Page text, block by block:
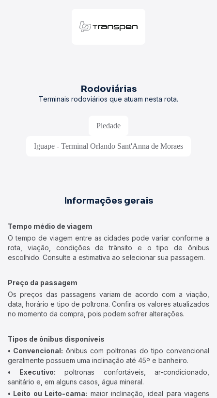
Rodoviárias
Terminais rodoviários que atuam nesta rota.
Piedade
Iguape - Terminal Orlando Sant'Anna de Moraes
Informações gerais
Tempo médio de viagem
O tempo de viagem entre as cidades pode variar conforme a
rota, viação, condições de trânsito e o tipo de ônibus
escolhido. Consulte a estimativa ao selecionar sua passagem.
Preço da passagem
Os preços das passagens variam de acordo com a viação,
data, horário e tipo de poltrona. Confira os valores atualizados
no momento da compra, pois podem sofrer alterações.
Tipos de ônibus disponíveis
• Convencional: ônibus com poltronas do tipo convencional
geralmente possuem uma inclinação até 45º e banheiro.
• Executivo: poltronas confortáveis, ar-condicionado,
sanitário e, em alguns casos, água mineral.
• Leito ou Leito-cama: maior inclinação, ideal para viagens